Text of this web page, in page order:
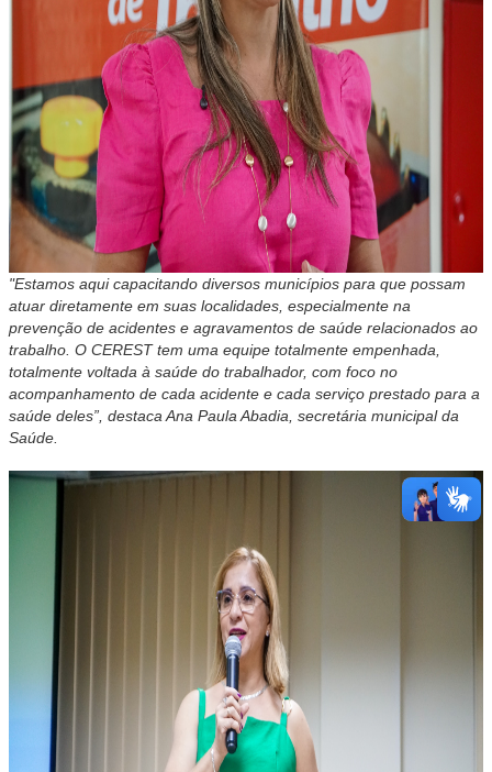
"Estamos aqui capacitando diversos municípios para que possam
atuar diretamente em suas localidades, especialmente na
prevenção de acidentes e agravamentos de saúde relacionados ao
trabalho. O CEREST tem uma equipe totalmente empenhada,
totalmente voltada à saúde do trabalhador, com foco no
acompanhamento de cada acidente e cada serviço prestado para a
saúde deles”, destaca Ana Paula Abadia, secretária municipal da
Saúde.